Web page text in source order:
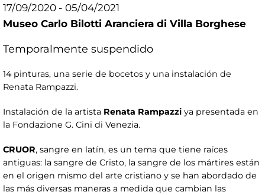
17/09/2020 - 05/04/2021
Museo Carlo Bilotti Aranciera di Villa Borghese
Temporalmente suspendido
14 pinturas, una serie de bocetos y una instalación de
Renata Rampazzi.
Instalación de la artista Renata Rampazzi ya presentada en
la Fondazione G. Cini di Venezia.
CRUOR, sangre en latín, es un tema que tiene raíces
antiguas: la sangre de Cristo, la sangre de los mártires están
en el origen mismo del arte cristiano y se han abordado de
las más diversas maneras a medida que cambian las